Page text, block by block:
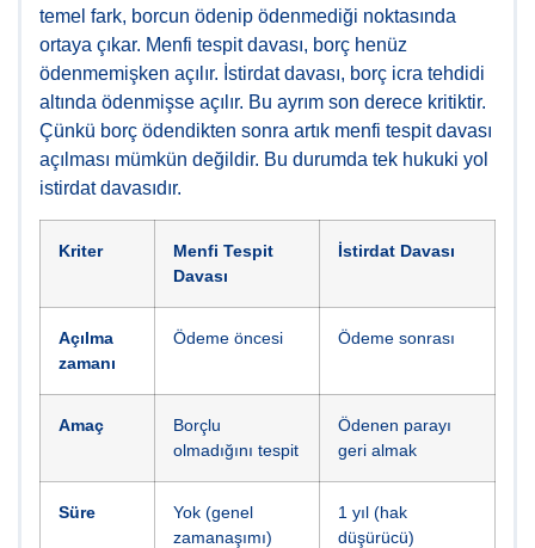
temel fark, borcun ödenip ödenmediği noktasında
ortaya çıkar. Menfi tespit davası, borç henüz
ödenmemişken açılır. İstirdat davası, borç icra tehdidi
altında ödenmişse açılır. Bu ayrım son derece kritiktir.
Çünkü borç ödendikten sonra artık menfi tespit davası
açılması mümkün değildir. Bu durumda tek hukuki yol
istirdat davasıdır.
Kriter
Menfi Tespit
Davası
İstirdat Davası
Açılma
zamanı
Ödeme öncesi Ödeme sonrası
Amaç
Borçlu
olmadığını tespit
Ödenen parayı
geri almak
Süre
Yok (genel
zamanaşımı)
1 yıl (hak
düşürücü)